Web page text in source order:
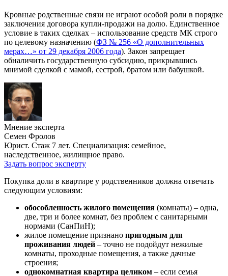
Кровные родственные связи не играют особой роли в порядке
заключения договора купли-продажи на долю. Единственное
условие в таких сделках – использование средств МК строго
по целевому назначению (ФЗ № 256 «О дополнительных
мерах…» от 29 декабря 2006 года). Закон запрещает
обналичить государственную субсидию, прикрывшись
мнимой сделкой с мамой, сестрой, братом или бабушкой.
Мнение эксперта
Семен Фролов
Юрист. Стаж 7 лет. Специализация: семейное,
наследственное, жилищное право.
Задать вопрос эксперту
Покупка доли в квартире у родственников должна отвечать
следующим условиям:
обособленность жилого помещения (комнаты) – одна,
две, три и более комнат, без проблем с санитарными
нормами (СанПиН);
жилое помещение признано пригодным для
проживания людей – точно не подойдут нежилые
комнаты, проходные помещения, а также дачные
строения;
однокомнатная квартира целиком – если семья